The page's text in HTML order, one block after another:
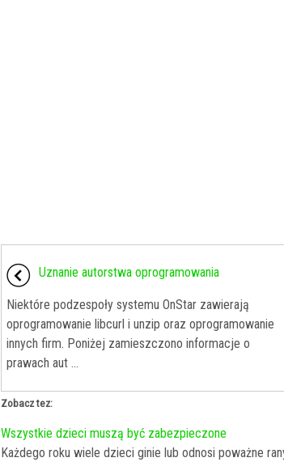
Uznanie autorstwa oprogramowania
Niektóre podzespoły systemu OnStar zawierają
oprogramowanie libcurl i unzip oraz oprogramowanie
innych firm. Poniżej zamieszczono informacje o
prawach aut ...
Zobacz tez:
Wszystkie dzieci muszą być zabezpieczone
Każdego roku wiele dzieci ginie lub odnosi poważne